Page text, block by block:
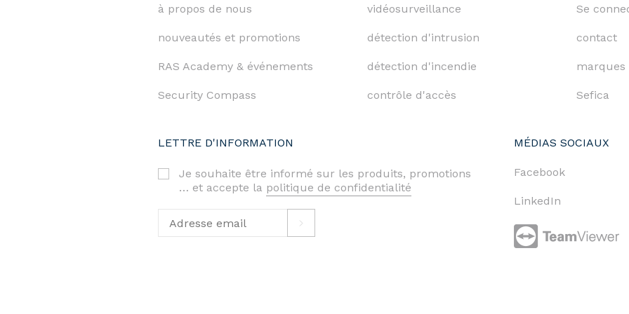
à propos de nous
nouveautés et promotions
RAS Academy & événements
Security Compass
vidéosurveillance
détection d'intrusion
détection d'incendie
contrôle d'accès
Se
contact
marques
Sefica
LETTRE D'INFORMATION
Je souhaite être informé sur les produits, promotions
… et accepte la politique de confidentialité
MÉDIAS SOCIAUX
Facebook
LinkedIn